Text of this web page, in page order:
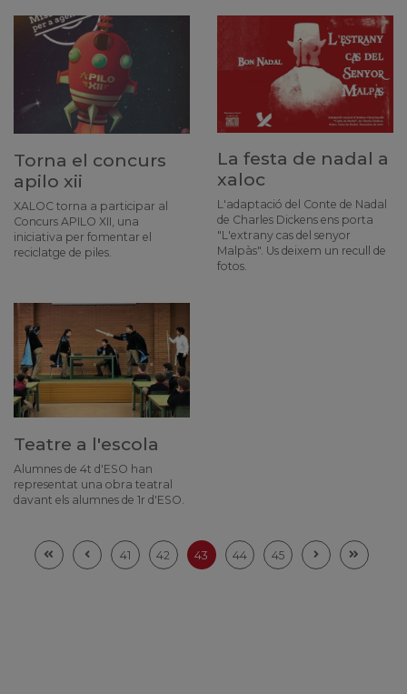
Torna el concurs
apilo xii
XALOC torna a participar al
Concurs APILO XII, una
iniciativa per fomentar el
reciclatge de piles.
La festa de nadal a
xaloc
L'adaptació del Conte de Nadal
de Charles Dickens ens porta
"L'extrany cas del senyor
Malpàs". Us deixem un recull de
fotos.
Teatre a l'escola
Alumnes de 4t d'ESO han
representat una obra teatral
davant els alumnes de 1r d'ESO.
41 42 43 44 45